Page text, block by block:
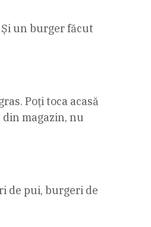
un burger făcut
Poți toca acasă
magazin, nu
de pui, burgeri de